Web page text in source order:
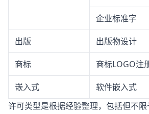
企业标准字
出版 出版物设计
商标 商标LOGO注
嵌入式 软件嵌入式
许可类型是根据经验整理，包括但不